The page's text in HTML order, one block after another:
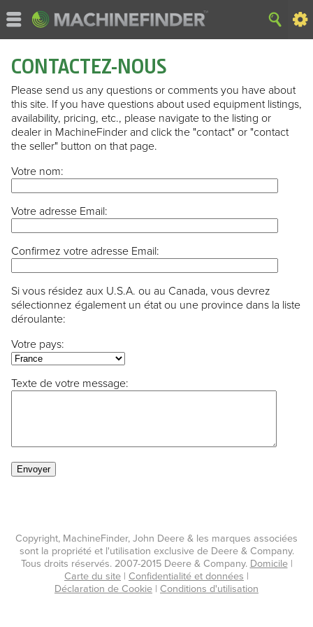
CONTACTEZ-NOUS
Please send us any questions or comments you have about
this site. If you have questions about used equipment listings,
availability, pricing, etc., please navigate to the listing or
dealer in MachineFinder and click the "contact" or "contact
the seller" button on that page.
Votre nom:
Votre adresse Email:
Confirmez votre adresse Email:
Si vous résidez aux U.S.A. ou au Canada, vous devrez
sélectionnez également un état ou une province dans la liste
déroulante:
Votre pays:
Texte de votre message:
Copyright, MachineFinder, John Deere & les marques associées
sont la propriété et l'utilisation exclusive de Deere & Company.
Tous droits réservés. 2007-2015 Deere & Company. Domicile |
Carte du site | Confidentialité et données |
Déclaration de Cookie | Conditions d'utilisation